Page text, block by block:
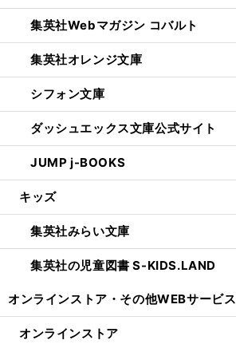
集英社Webマガジン コバルト
集英社オレンジ文庫
シフォン文庫
ダッシュエックス文庫公式サイト
JUMP j-BOOKS
キッズ
集英社みらい文庫
集英社の児童図書 S-KIDS.LAND
オンラインストア・ その他WEBサービス
オンラインストア